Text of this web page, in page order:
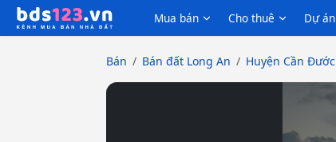
Mua bán Cho thuê Dự án
Bán Bán đất Long An Huyện Cần Đước